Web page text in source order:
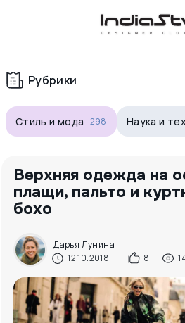
Корзина
В корзиненеттоваров
Рубрики
Стиль и мода 298 Наука и
Верхняя одежда на
плащи, пальто и
бохо
Дарья Лунина
12.10.2018
8